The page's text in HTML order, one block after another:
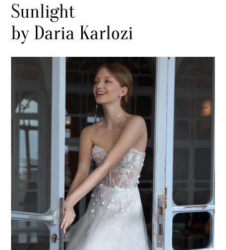
Sunlight
by Daria Karlozi